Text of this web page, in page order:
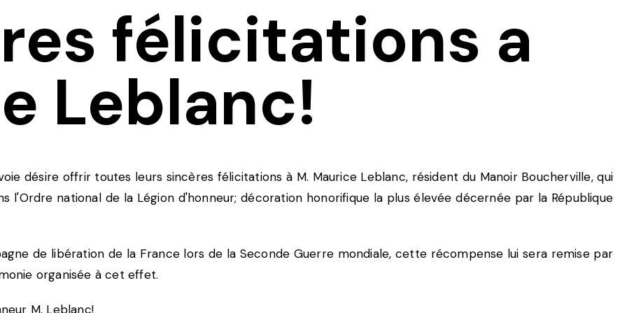
félicitations a
Leblanc!
désire offrir toutes leurs sincères félicitations à M. Maurice Leblanc, résident du Manoir Boucherville, qui
l'Ordre national de la Légion d'honneur; décoration honorifique la plus élevée décernée par la République
de libération de la France lors de la Seconde Guerre mondiale, cette récompense lui sera remise par
organisée à cet effet.
M. Leblanc!